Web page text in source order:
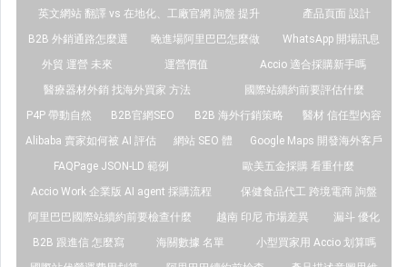
英文網站 翻譯 vs 在地化、工廠官網 詢盤 提升
產品頁面 設計
B2B 外銷通路怎麼選
晚進場阿里巴巴怎麼做
WhatsApp 開場訊息
外貿 運營 未來
運營價值
Accio 適合採購新手嗎
醫療器材外銷 找海外買家 方法
國際站續約前要評估什麼
P4P 帶動自然
B2B官網SEO B2B 海外行銷策略
醫材 信任型內容
Alibaba 賣家如何被 AI 評估
網站 SEO 體
Google Maps 開發海外客戶
FAQPage JSON-LD 範例
歐美五金採購 看重什麼
Accio Work 企業版 AI agent 採購流程
保健食品代工 跨境電商 詢盤
阿里巴巴國際站續約前要檢查什麼
越南 印尼 市場差異
漏斗 優化
B2B 跟進信 怎麼寫
海關數據 名單
小型買家用 Accio 划算嗎